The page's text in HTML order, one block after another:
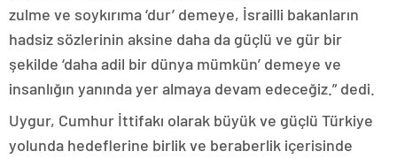
zulme ve soykırıma ‘dur’ demeye, İsrailli bakanların
hadsiz sözlerinin aksine daha da güçlü ve gür bir
şekilde ‘daha adil bir dünya mümkün’ demeye ve
insanlığın yanında yer almaya devam edeceğiz.” dedi.
Uygur, Cumhur İttifakı olarak büyük ve güçlü Türkiye
yolunda hedeflerine birlik ve beraberlik içerisinde